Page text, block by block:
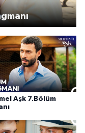
Aşk 7.Bölüm